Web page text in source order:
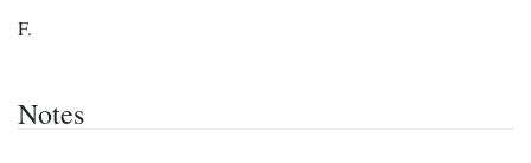
F.
Notes